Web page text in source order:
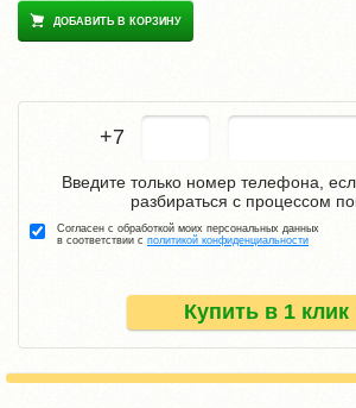
ДОБАВИТЬ В КОРЗИНУ
+7
Купить в 1 клик
Введите только номер телефона,
разбираться с процессом
Согласен с обработкой моих персональных данных
в соответствии с политикой конфиденциальности